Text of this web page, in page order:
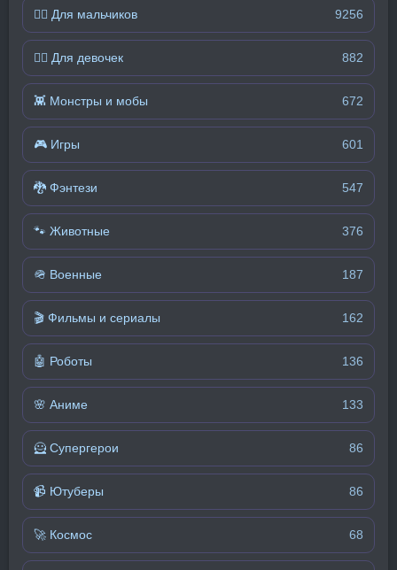
🧍‍♂️ Для мальчиков 9256
🧍‍♀️ Для девочек 882
👾 Монстры и мобы 672
🎮 Игры 601
🐉 Фэнтези 547
🐾 Животные 376
🪖 Военные 187
🎬 Фильмы и сериалы 162
🤖 Роботы 136
🌸 Аниме 133
🦸 Супергерои 86
📹 Ютуберы 86
🚀 Космос 68